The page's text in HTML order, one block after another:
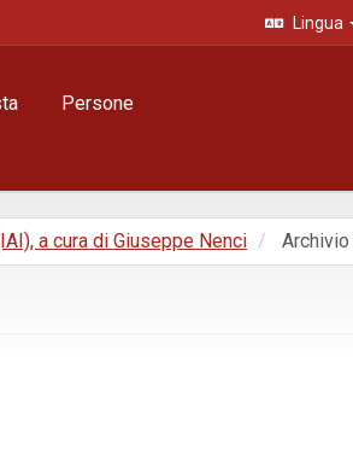
Lingua
Persone
a cura di Giuseppe Nenci